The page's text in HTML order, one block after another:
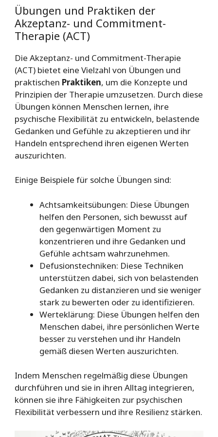
Übungen und Praktiken der
Akzeptanz- und Commitment-
Therapie (ACT)
Die Akzeptanz- und Commitment-Therapie
(ACT) bietet eine Vielzahl von Übungen und
praktischen Praktiken, um die Konzepte und
Prinzipien der Therapie umzusetzen. Durch diese
Übungen können Menschen lernen, ihre
psychische Flexibilität zu entwickeln, belastende
Gedanken und Gefühle zu akzeptieren und ihr
Handeln entsprechend ihren eigenen Werten
auszurichten.
Einige Beispiele für solche Übungen sind:
Achtsamkeitsübungen: Diese Übungen
helfen den Personen, sich bewusst auf
den gegenwärtigen Moment zu
konzentrieren und ihre Gedanken und
Gefühle achtsam wahrzunehmen.
Defusionstechniken: Diese Techniken
unterstützen dabei, sich von belastenden
Gedanken zu distanzieren und sie weniger
stark zu bewerten oder zu identifizieren.
Werteklärung: Diese Übungen helfen den
Menschen dabei, ihre persönlichen Werte
besser zu verstehen und ihr Handeln
gemäß diesen Werten auszurichten.
Indem Menschen regelmäßig diese Übungen
durchführen und sie in ihren Alltag integrieren,
können sie ihre Fähigkeiten zur psychischen
Flexibilität verbessern und ihre Resilienz stärken.